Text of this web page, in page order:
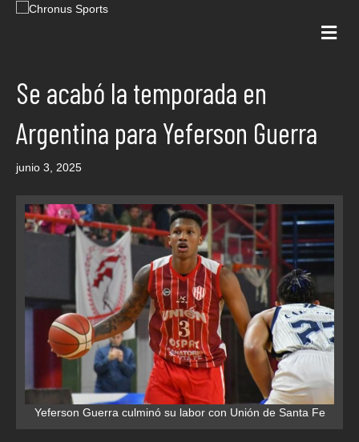
Se acabó la temporada en
Argentina para Yeferson Guerra
junio 3, 2025
Yeferson Guerra culminó su labor con Unión de Santa Fe